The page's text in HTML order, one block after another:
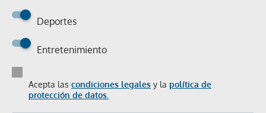
Deportes
Entretenimiento
Acepta las condiciones legales y la política de
protección de datos.